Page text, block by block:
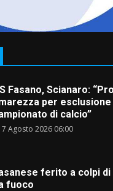
Contestatori: Musica di
nuovo
con
Fasano, Scianaro:
per esclusione
di calcio”
7 Agosto 2026 06:00
ferito a colpi di
fuoco